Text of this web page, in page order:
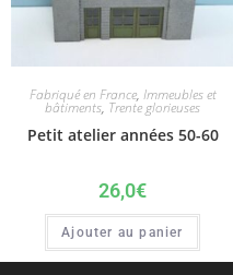
Fabriqué en France, Immeubles et
bâtiments, Trente glorieuses
Petit atelier années 50-60
26,0€
Ajouter au panier